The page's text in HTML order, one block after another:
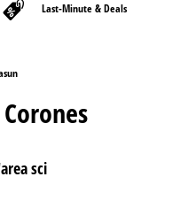
Last-Minute & Deals
sci